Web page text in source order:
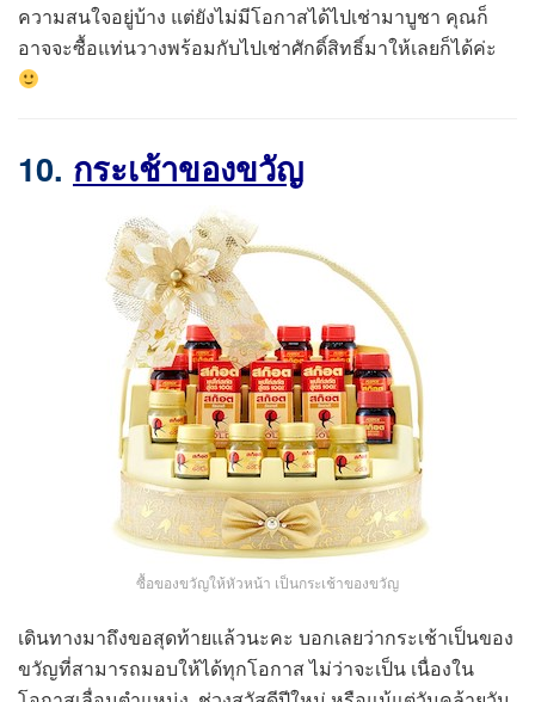
ความสนใจอยู่บ้าง แต่ยังไม่มีโอกาสได้ไปเช่ามาบูชา คุณก็
อาจจะซื้อแท่นวางพร้อมกับไปเช่าศักดิ์สิทธิ์มาให้เลยก็ได้ค่ะ
10. กระเช้าของขวัญ
ซื้อของขวัญให้หัวหน้า เป็นกระเช้าของขวัญ
เดินทางมาถึงขอสุดท้ายแล้วนะคะ บอกเลยว่ากระเช้าเป็นของ
ขวัญที่สามารถมอบให้ได้ทุกโอกาส ไม่ว่าจะเป็น เนื่องใน